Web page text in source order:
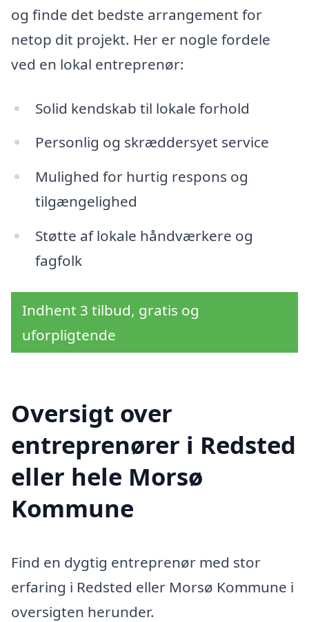
og finde det bedste arrangement for
netop dit projekt. Her er nogle fordele
ved en lokal entreprenør:
Solid kendskab til lokale forhold
Personlig og skræddersyet service
Mulighed for hurtig respons og
tilgængelighed
Støtte af lokale håndværkere og
fagfolk
Indhent 3 tilbud, gratis og
uforpligtende
Oversigt over
entreprenører i Redsted
eller hele Morsø
Kommune
Find en dygtig entreprenør med stor
erfaring i Redsted eller Morsø Kommune i
oversigten herunder.